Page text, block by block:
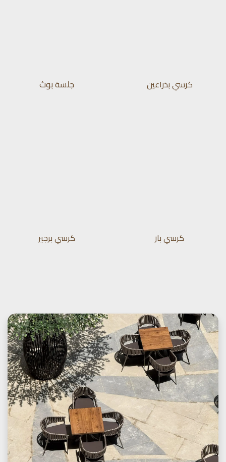
كرسي بذراعين جلسة بوث
كرسي بار كرسي برجير